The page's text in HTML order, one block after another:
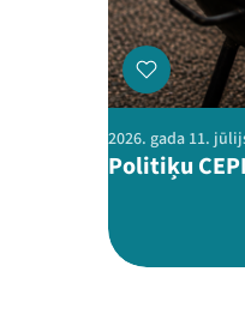
2026. gada 11.
Politiķu